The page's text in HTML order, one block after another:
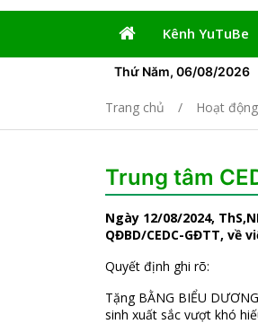
Kênh YuTuBe
Thứ Năm, 06/08/2026
Trang chủ Hoạt
Trung tâm
Ngày 12/08/2024,
QĐBD/CEDC-GĐTT,
Quyết định ghi rõ:
Tặng BẰNG BIỂU
sinh xuất sắc vượt khó